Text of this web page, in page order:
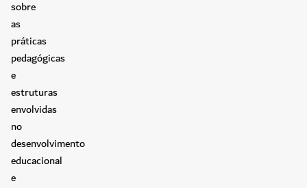
sobre
as
práticas
pedagógicas
e
estruturas
envolvidas
no
desenvolvimento
educacional
e